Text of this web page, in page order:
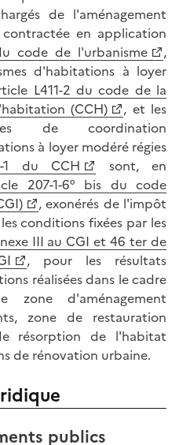
de l'aménagement
en application
code de l'urbanisme
,
d'habitations à loyer
L411-2 du code de la
(CCH)
, et les
de coordination
à loyer modéré régies
1 du CCH
sont, en
207-1-6° bis du code
, exonérés de l'impôt
conditions fixées par les
III au CGI et 46 ter de
, pour les résultats
réalisées dans le cadre
zone d'aménagement
zone de restauration
résorption de l'habitat
de rénovation urbaine.
publics